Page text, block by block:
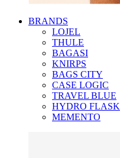
BRANDS
LOJEL
THULE
BAGASI
KNIRPS
BAGS CITY
CASE LOGIC
TRAVEL BLUE
HYDRO FLASK
MEMENTO